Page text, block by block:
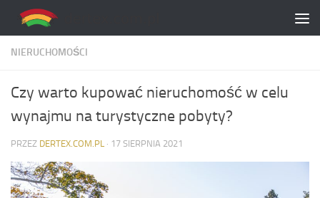
Skip to content
NIERUCHOMOŚCI
Czy warto kupować nieruchomość w celu
wynajmu na turystyczne pobyty?
PRZEZ DERTEX.COM.PL · 17 SIERPNIA 2021